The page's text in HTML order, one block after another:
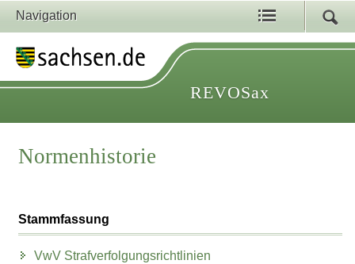
Navigation
REVOSax
Normenhistorie
Stammfassung
VwV Strafverfolgungsrichtlinien